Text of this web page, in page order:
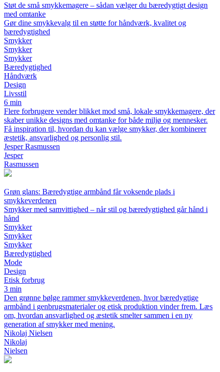
Støt de små smykkemagere – sådan vælger du bæredygtigt design
med omtanke
Gør dine smykkevalg til en støtte for håndværk, kvalitet og
bæredygtighed
Smykker
Smykker
Smykker
Bæredygtighed
Håndværk
Design
Livsstil
6 min
Flere forbrugere vender blikket mod små, lokale smykkemagere, der
skaber unikke designs med omtanke for både miljø og mennesker.
Få inspiration til, hvordan du kan vælge smykker, der kombinerer
æstetik, ansvarlighed og personlig stil.
Jesper Rasmussen
Jesper
Rasmussen
Grøn glans: Bæredygtige armbånd får voksende plads i
smykkeverdenen
Smykker med samvittighed – når stil og bæredygtighed går hånd i
hånd
Smykker
Smykker
Smykker
Bæredygtighed
Mode
Design
Etisk forbrug
3 min
Den grønne bølge rammer smykkeverdenen, hvor bæredygtige
armbånd i genbrugsmaterialer og etisk produktion vinder frem. Læs
om, hvordan ansvarlighed og æstetik smelter sammen i en ny
generation af smykker med mening.
Nikolaj Nielsen
Nikolaj
Nielsen